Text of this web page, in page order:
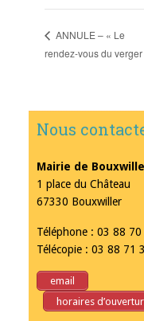
ANNULE – « Le
rendez-vous du verger
Nous
Mairie de
1 place du Château
67330 Bouxwiller
Téléphone : 03 88
Télécopie : 03 88 71
email
horaires